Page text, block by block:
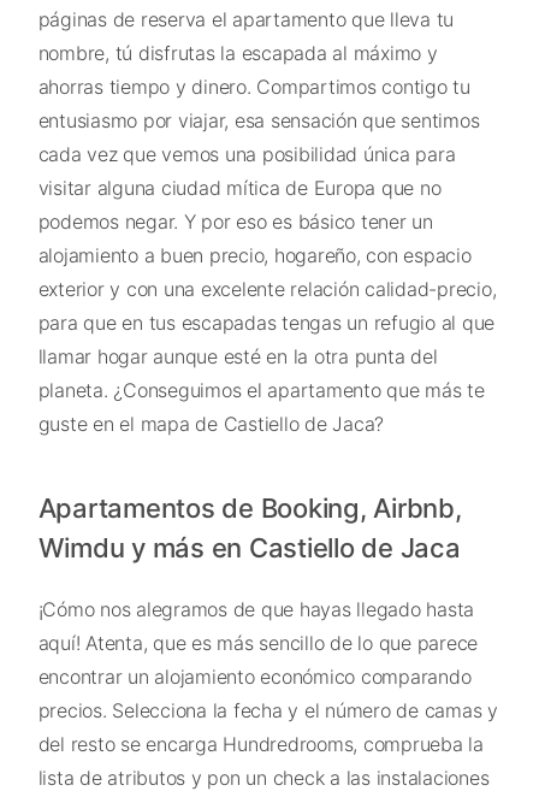
páginas de reserva el apartamento que lleva tu
nombre, tú disfrutas la escapada al máximo y
ahorras tiempo y dinero. Compartimos contigo tu
entusiasmo por viajar, esa sensación que sentimos
cada vez que vemos una posibilidad única para
visitar alguna ciudad mítica de Europa que no
podemos negar. Y por eso es básico tener un
alojamiento a buen precio, hogareño, con espacio
exterior y con una excelente relación calidad-precio,
para que en tus escapadas tengas un refugio al que
llamar hogar aunque esté en la otra punta del
planeta. ¿Conseguimos el apartamento que más te
guste en el mapa de Castiello de Jaca?
Apartamentos de Booking, Airbnb,
Wimdu y más en Castiello de Jaca
¡Cómo nos alegramos de que hayas llegado hasta
aquí! Atenta, que es más sencillo de lo que parece
encontrar un alojamiento económico comparando
precios. Selecciona la fecha y el número de camas y
del resto se encarga Hundredrooms, comprueba la
lista de atributos y pon un check a las instalaciones